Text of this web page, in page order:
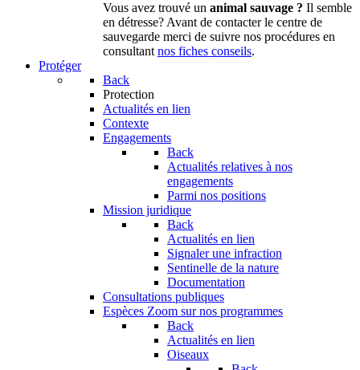
Vous avez trouvé un animal sauvage ? Il semble
en détresse? Avant de contacter le centre de
sauvegarde merci de suivre nos procédures en
consultantnos fiches conseils.
Protéger
Back
Protection
Actualités en lien
Contexte
Engagements
Back
Actualités relatives à nos
engagements
Parmi nos positions
Mission juridique
Back
Actualités en lien
Signaler une infraction
Sentinelle de la nature
Documentation
Consultations publiques
Espèces Zoom sur nos programmes
Back
Actualités en lien
Oiseaux